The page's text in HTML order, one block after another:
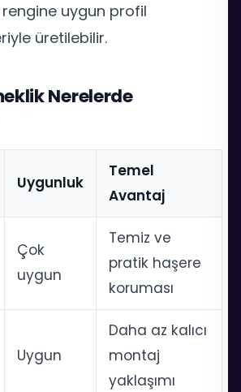
uygun profil
üretilebilir.
Nerelerde
Uygunluk
Temel
Avantaj
Çok
uygun
Temiz ve
pratik haşere
koruması
Uygun
Daha az kalıcı
montaj
yaklaşımı